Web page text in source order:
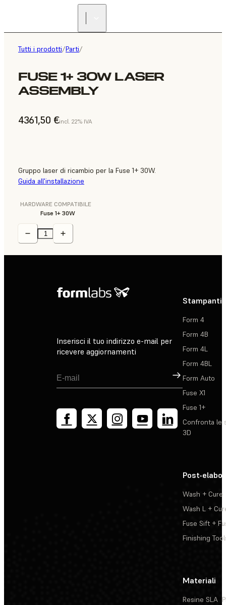
Tutti i prodotti/Parti/
FUSE 1+ 30W LASER
ASSEMBLY
4361,50 €incl. 22% IVA
Gruppo laser di ricambio per la Fuse 1+ 30W.
Guida all'installazione
HARDWARE COMPATIBILE
Fuse 1+ 30W
Inserisci il tuo indirizzo e-mail per
ricevere aggiornamenti
Registrati
Stampanti
Form 4
Form 4B
Form 4L
Form 4BL
Form Auto
Fuse X1
Fuse 1+
Confronta le
3D
Post-
Wash + Cure
Wash L +
Fuse Sift +
Finishing
Materiali
Resine SLA